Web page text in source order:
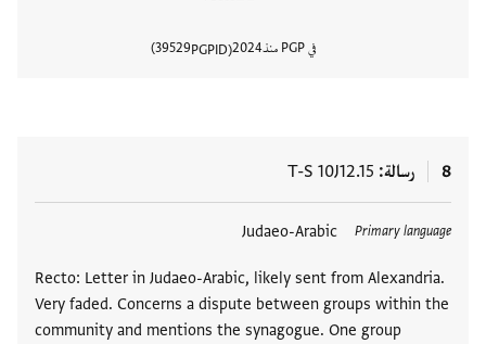
في PGP منذ 2024
PGPID
39529
8 رسالة T-S 10J12.15
Primary language
Judaeo-Arabic
Recto: Letter in Judaeo-Arabic, likely sent from Alexandria.
Very faded. Concerns a dispute between groups within the
community and mentions the synagogue. One group
العلامات